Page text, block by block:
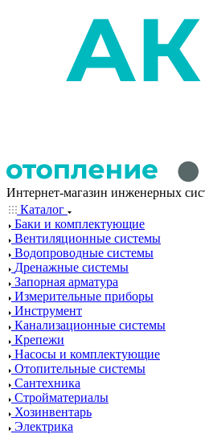
Интернет-магазин инженерных
Каталог
Баки и комплектующие
Вентиляционные системы
Водопроводные системы
Дренажные системы
Запорная арматура
Измерительные приборы
Инструмент
Канализационные системы
Крепежи
Насосы и комплектующие
Отопительные системы
Сантехника
Стройматериалы
Хозинвентарь
Электрика